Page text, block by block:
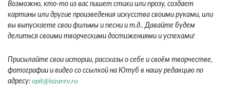
Возможно, кто-то из вас пишет стихи или прозу, создает
картины или другие произведения искусства своими руками, или
вы выпускаете свои фильмы и песни и т.д.. Давайте будем
делиться своими творческими достижениями и успехами!
Присылайте свои истории, рассказы о себе и своём творчестве,
фотографии и видео со ссылкой на Ютуб в нашу редакцию по
адресу: opit@lazarev.ru